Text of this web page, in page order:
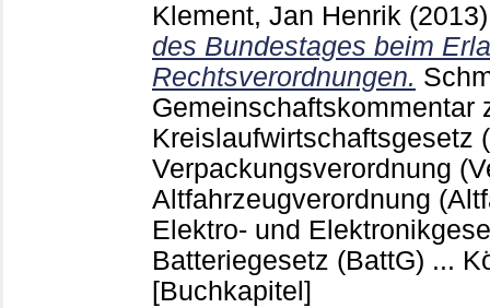
Klement, Jan Henrik
des Bundestages beim
Rechtsverordnungen.
Gemeinschaftskommentar
Kreislaufwirtschaftsgesetz
Verpackungsverordnung
Altfahrzeugverordnung
Elektro- und
Batteriegesetz (BattG) ...
[Buchkapitel]